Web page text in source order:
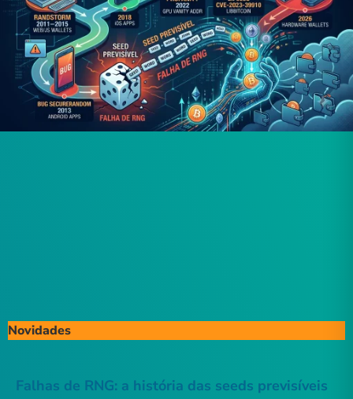
Novidades
Falhas de RNG: a história das seeds previsíveis